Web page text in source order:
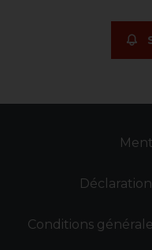
Conditions